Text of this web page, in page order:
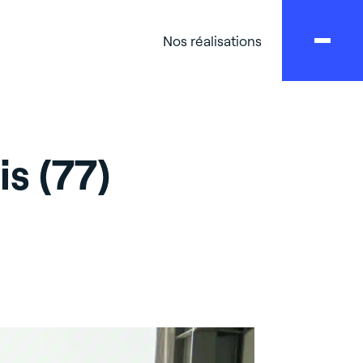
Nos réalisations
(77)